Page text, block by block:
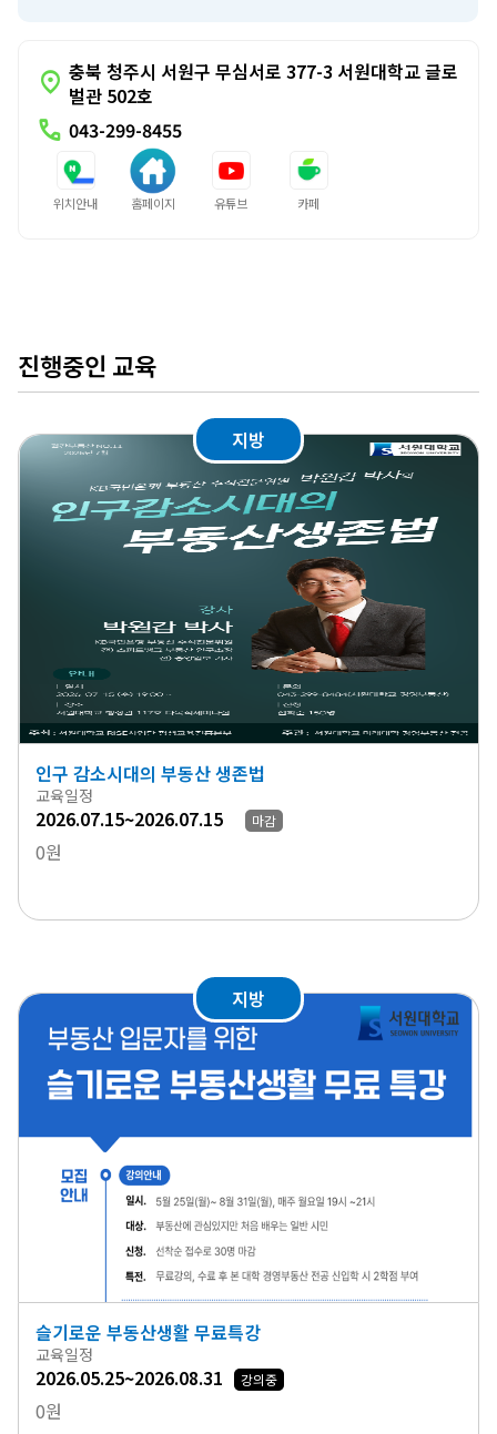
location_on 충북 청주시 서원구 무심서로 377-3 서원대학교 글로
벌관 502호
call 043-299-8455
위치안내 홈페이지 유튜브 카페
진행중인 교육
지방
인구 감소시대의 부동산 생존법
교육일정
2026.07.15~2026.07.15 마감
0원
지방
슬기로운 부동산생활 무료특강
교육일정
2026.05.25~2026.08.31 강의중
0원